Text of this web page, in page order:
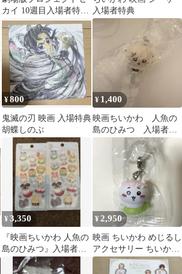
カイ 10週目入場者特典
即購入OK
入場者特典
¥800
鬼滅の刃 映画 入場特典
胡蝶しのぶ
¥ 1,400
映画ちいかわ 人魚の
島のひみつ 入場者特
典チャームミニフィギ
ュア ラッコ
¥3,350
『映画ちいかわ 人魚の
島のひみつ』入場者特
典第２弾ボンボンドロ
ップシール×2枚
¥2,950
映画 ちいかわ めじるし
アクセサリー ちいかわ
入場者特典